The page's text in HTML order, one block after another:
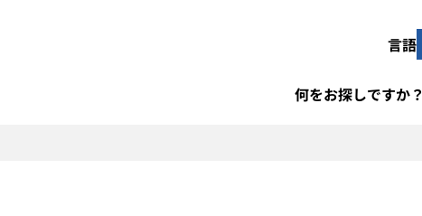
言語
何をお探しですか？